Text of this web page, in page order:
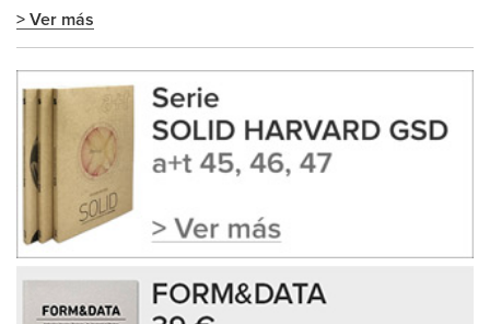
> Ver más